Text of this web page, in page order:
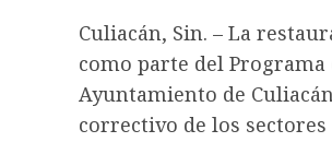
Culiacán, Sin. – La
como parte del
Ayuntamiento de
correctivo de los